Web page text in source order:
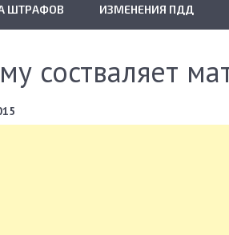
ШТРАФОВ ИЗМЕНЕНИЯ ПДД
состваляет